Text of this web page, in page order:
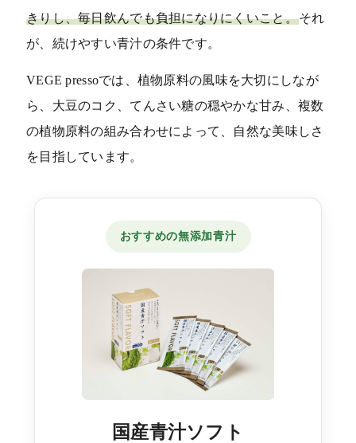
きりし、毎日飲んでも負担になりにくいこと。それ
が、続けやすい青汁の条件です。
VEGE pressoでは、植物原料の風味を大切にしなが
ら、大豆のコク、てんさい糖の穏やかな甘み、複数
の植物原料の組み合わせによって、自然な美味しさ
を目指しています。
おすすめの無添加青汁
国産青汁ソフト